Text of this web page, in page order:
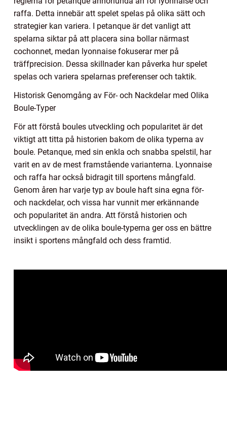
raffa. Detta innebär att spelet spelas på olika sätt och
strategier kan variera. I petanque är det vanligt att
spelarna siktar på att placera sina bollar närmast
cochonnet, medan lyonnaise fokuserar mer på
träffprecision. Dessa skillnader kan påverka hur spelet
spelas och variera spelarnas preferenser och taktik.
Historisk Genomgång av För- och Nackdelar med Olika
Boule-Typer
För att förstå boules utveckling och popularitet är det
viktigt att titta på historien bakom de olika typerna av
boule. Petanque, med sin enkla och snabba spelstil, har
varit en av de mest framstående varianterna. Lyonnaise
och raffa har också bidragit till sportens mångfald.
Genom åren har varje typ av boule haft sina egna för-
och nackdelar, och vissa har vunnit mer erkännande
och popularitet än andra. Att förstå historien och
utvecklingen av de olika boule-typerna ger oss en bättre
insikt i sportens mångfald och dess framtid.